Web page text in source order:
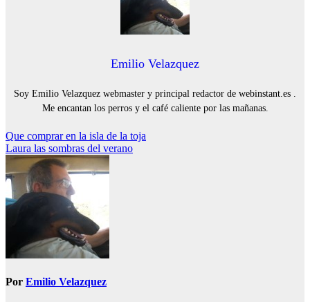
Emilio Velazquez
Soy Emilio Velazquez webmaster y principal redactor de webinstant.es .
Me encantan los perros y el café caliente por las mañanas.
Navegación
de
entradas
Que comprar en la isla de la toja
Laura las sombras del verano
Por Emilio Velazquez